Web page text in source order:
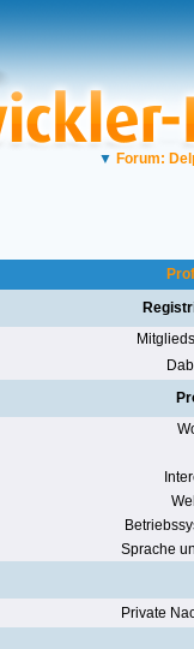
▼ Forum:
Sprache
Private